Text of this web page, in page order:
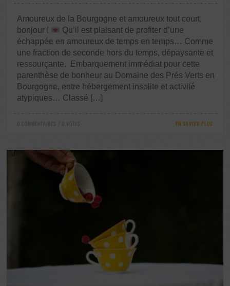
Amoureux de la Bourgogne et amoureux tout court,
bonjour !
Qu’il est plaisant de profiter d’une
échappée en amoureux de temps en temps… Comme
une fraction de seconde hors du temps, dépaysante et
ressourçante. Embarquement immédiat pour cette
parenthèse de bonheur au Domaine des Prés Verts en
Bourgogne, entre hébergement insolite et activité
atypiques… Classé […]
0 COMMENTAIRES / 0 VOTES EN SAVOIR PLUS